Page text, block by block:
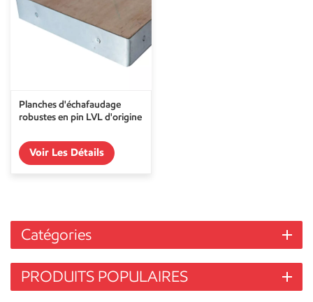
Planches d'échafaudage
robustes en pin LVL d'origine
Voir Les Détails
Catégories
PRODUITS POPULAIRES